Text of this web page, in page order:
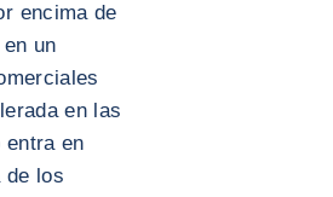
encima de
un
en las
entra en
de los